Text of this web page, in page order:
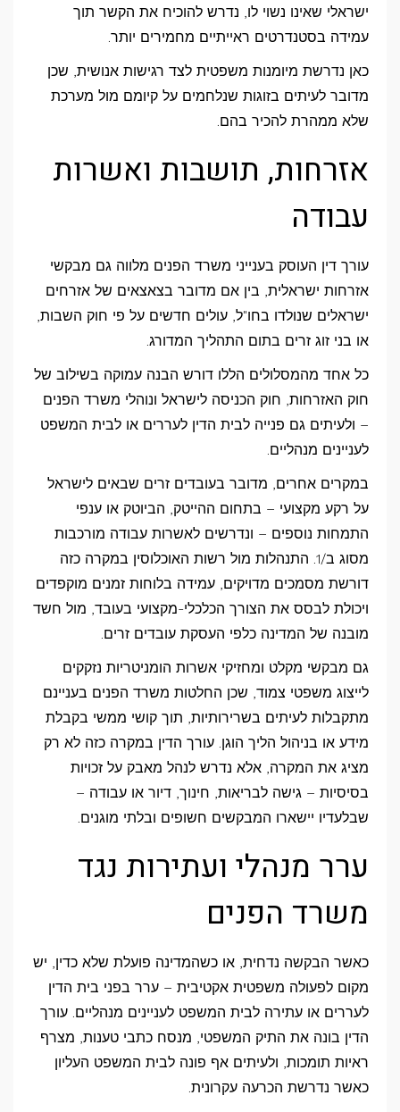
ישראלי שאינו נשוי לו, נדרש להוכיח את הקשר תוך
עמידה בסטנדרטים ראייתיים מחמירים יותר.
כאן נדרשת מיומנות משפטית לצד רגישות אנושית, שכן
מדובר לעיתים בזוגות שנלחמים על קיומם מול מערכת
שלא ממהרת להכיר בהם.
אזרחות, תושבות ואשרות
עבודה
עורך דין העוסק בענייני משרד הפנים מלווה גם מבקשי
אזרחות ישראלית, בין אם מדובר בצאצאים של אזרחים
ישראלים שנולדו בחו"ל, עולים חדשים על פי חוק השבות,
או בני זוג זרים בתום התהליך המדורג.
כל אחד מהמסלולים הללו דורש הבנה עמוקה בשילוב של
חוק האזרחות, חוק הכניסה לישראל ונוהלי משרד הפנים
– ולעיתים גם פנייה לבית הדין לעררים או לבית המשפט
לעניינים מנהליים.
במקרים אחרים, מדובר בעובדים זרים שבאים לישראל
על רקע מקצועי – בתחום ההייטק, הביוטק או ענפי
התמחות נוספים – ונדרשים לאשרות עבודה מורכבות
מסוג ב/1. התנהלות מול רשות האוכלוסין במקרה כזה
דורשת מסמכים מדויקים, עמידה בלוחות זמנים מוקפדים
ויכולת לבסס את הצורך הכלכלי-מקצועי בעובד, מול חשד
מובנה של המדינה כלפי העסקת עובדים זרים.
גם מבקשי מקלט ומחזיקי אשרות הומניטריות נזקקים
לייצוג משפטי צמוד, שכן החלטות משרד הפנים בעניינם
מתקבלות לעיתים בשרירותיות, תוך קושי ממשי בקבלת
מידע או בניהול הליך הוגן. עורך הדין במקרה כזה לא רק
מציג את המקרה, אלא נדרש לנהל מאבק על זכויות
בסיסיות – גישה לבריאות, חינוך, דיור או עבודה –
שבלעדיו יישארו המבקשים חשופים ובלתי מוגנים.
ערר מנהלי ועתירות נגד
משרד הפנים
כאשר הבקשה נדחית, או כשהמדינה פועלת שלא כדין, יש
מקום לפעולה משפטית אקטיבית – ערר בפני בית הדין
לעררים או עתירה לבית המשפט לעניינים מנהליים. עורך
הדין בונה את התיק המשפטי, מנסח כתבי טענות, מצרף
ראיות תומכות, ולעיתים אף פונה לבית המשפט העליון
כאשר נדרשת הכרעה עקרונית.